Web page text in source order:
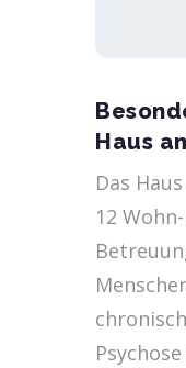
Haus
Das
12